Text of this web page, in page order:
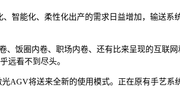
能化、柔性化出产的需求日益增加，输送系
饭圈内卷、职场内卷、还有比来呈现的互联
远看不到尽头。
将送来全新的使用模式。正在原有手艺系